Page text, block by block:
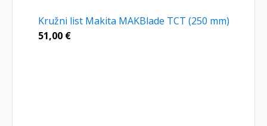
Kružni list Makita MAKBlade TCT (250 mm)
51,00 €